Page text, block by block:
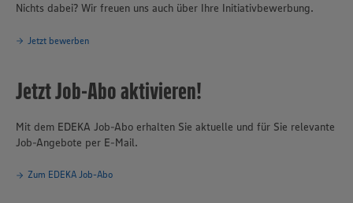
Nichts dabei? Wir freuen uns auch über Ihre Initiativbewerbung.
Jetzt bewerben
Jetzt Job-Abo aktivieren!
Mit dem EDEKA Job-Abo erhalten Sie aktuelle und für Sie relevante
Job-Angebote per E-Mail.
Zum EDEKA Job-Abo